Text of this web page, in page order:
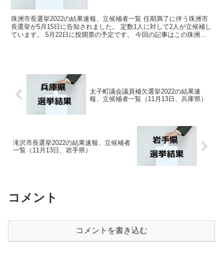
珠洲市長選挙2022の結果速報、立候補者一覧 任期満了に伴う珠洲市
長選挙が5月15日に告知されました。 定数1人に対して2人が立候補し
ています。 5月22日に投開票の予定です。 今回の記事はこの珠洲市
太子町議会議員補欠選挙2022の結果速
報、立候補者一覧（11月13日、兵庫県）
滝沢市長選挙2022の結果速報、立候補者
一覧（11月13日、岩手県）
コメント
コメントを書き込む